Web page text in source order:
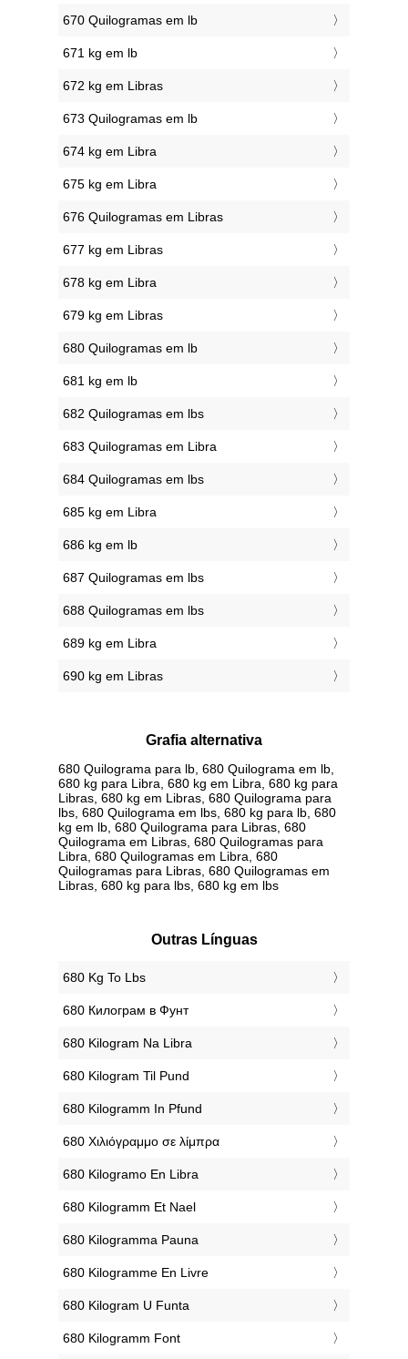
670 Quilogramas em lb
671 kg em lb
672 kg em Libras
673 Quilogramas em lb
674 kg em Libra
675 kg em Libra
676 Quilogramas em Libras
677 kg em Libras
678 kg em Libra
679 kg em Libras
680 Quilogramas em lb
681 kg em lb
682 Quilogramas em lbs
683 Quilogramas em Libra
684 Quilogramas em lbs
685 kg em Libra
686 kg em lb
687 Quilogramas em lbs
688 Quilogramas em lbs
689 kg em Libra
690 kg em Libras
Grafia alternativa
680 Quilograma para lb, 680 Quilograma em lb,
680 kg para Libra, 680 kg em Libra, 680 kg para
Libras, 680 kg em Libras, 680 Quilograma para
lbs, 680 Quilograma em lbs, 680 kg para lb, 680
kg em lb, 680 Quilograma para Libras, 680
Quilograma em Libras, 680 Quilogramas para
Libra, 680 Quilogramas em Libra, 680
Quilogramas para Libras, 680 Quilogramas em
Libras, 680 kg para lbs, 680 kg em lbs
Outras Línguas
‎680 Kg To Lbs
‎680 Килограм в Фунт
‎680 Kilogram Na Libra
‎680 Kilogram Til Pund
‎680 Kilogramm In Pfund
‎680 Χιλιόγραμμο σε λίμπρα
‎680 Kilogramo En Libra
‎680 Kilogramm Et Nael
‎680 Kilogramma Pauna
‎680 Kilogramme En Livre
‎680 Kilogram U Funta
‎680 Kilogramm Font